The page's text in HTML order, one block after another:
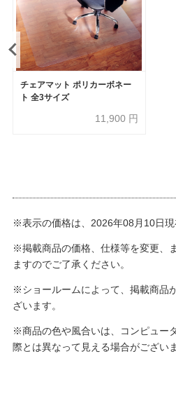
チェアマット ポリカーボネー
ト 全3サイズ
11,900 円
※表示の価格は、2026年08月10日現
※掲載商品の価格、仕様等を変更、
ますのでご了承ください。
※ショールームによって、掲載商品
ざいます。
※商品の色や風合いは、コンピュー
際とは異なって見える場合がございま